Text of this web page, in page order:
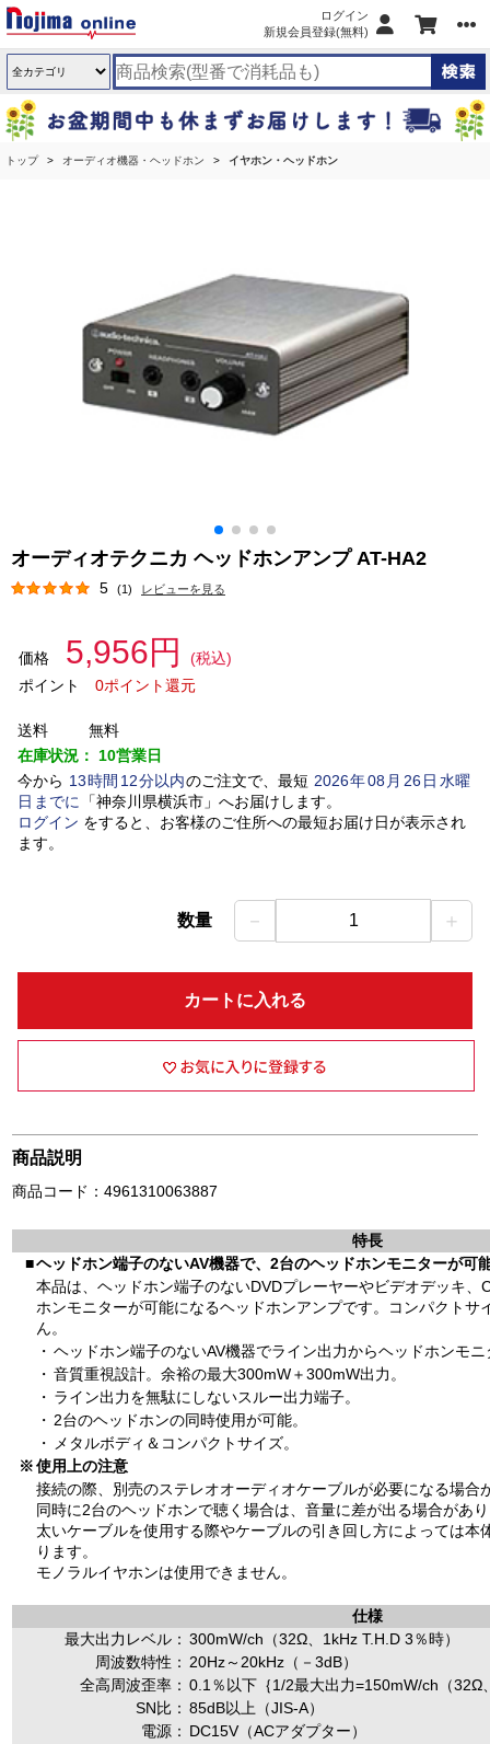
ログイン
新規会員登録(無料)
トップ オーディオ機器・ヘッドホン イヤホン・ヘッドホン
オーディオテクニカ ヘッドホンアンプ AT-HA2
5 (1) レビューを見る
価格 5,956円
(税込)
ポイント
0ポイント還元
送料
無料
在庫状況： 10営業日
今から 13時間 12分以内のご注文で、最短 2026年08 月 26日水曜
日 までに 「神奈川県横浜市」 へお届けします。
ログイン をすると、お客様のご住所への最短お届け日が表示され
ます。
数量 － 1 ＋
カートに入れる
商品説明
商品コード：4961310063887
特長
■ヘッドホン端子のないAV機器で、2台のヘッドホンモニターが可
本品は、ヘッドホン端子のないDVDプレーヤーやビデオデッキ、
ホンモニターが可能になるヘッドホンアンプです。コンパクトサ
ん。
・ ヘッドホン端子のないAV機器でライン出力からヘッドホンモ
・ 音質重視設計。余裕の最大300mW＋300mW出力。
・ ライン出力を無駄にしないスルー出力端子。
・ 2台のヘッドホンの同時使用が可能。
・
メタルボディ＆コンパクトサイズ。
※使用上の注意
接続の際、別売のステレオオーディオケーブルが必要になる場合
同時に2台のヘッドホンで聴く場合は、音量に差が出る場合があ
太いケーブルを使用する際やケーブルの引き回し方によっては本
ります。
モノラルイヤホンは使用できません。
仕様
最大出力レベル： 300mW/ch（32Ω、1kHz T.H.D 3％時）
周波数特性： 20Hz～20kHz（－3dB）
全高周波歪率： 0.1％以下｛1/2最大出力=150mW/ch（32Ω
SN比： 85dB以上（JIS-A）
電源： DC15V（ACアダプター）